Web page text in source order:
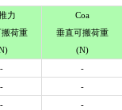
力
荷重
Coa
垂直可搬荷重
(N)
- -
- -
- -